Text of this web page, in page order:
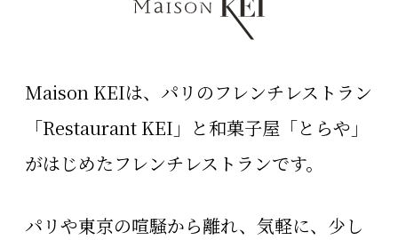
Maison KEIは、パリのフレンチレストラン
「Restaurant KEI」と和菓子屋「とらや」
がはじめたフレンチレストランです。
パリや東京の喧騒から離れ、気軽に、少し